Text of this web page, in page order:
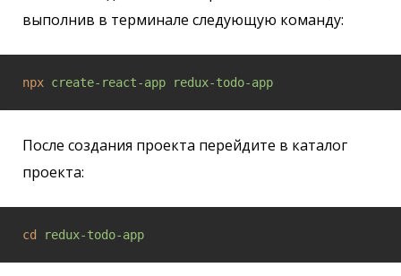
выполнив в терминале следующую команду:
npx create-react-app redux-todo-app
После создания проекта перейдите в каталог
проекта:
cd redux-todo-app